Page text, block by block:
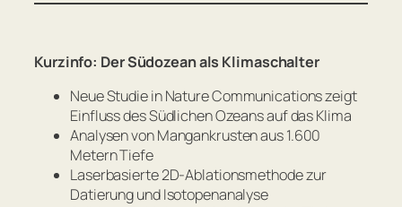
Kurzinfo: Der Südozean als Klimaschalter
Neue Studie inNature Communicationszeigt
Einfluss des Südlichen Ozeans auf das Klima
Analysen von Mangankrusten aus 1.600
Metern Tiefe
Laserbasierte 2D-Ablationsmethode zur
Datierung und Isotopenanalyse